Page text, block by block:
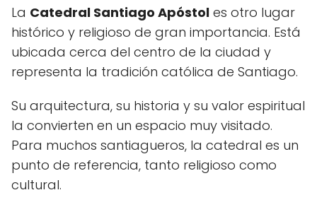
La Catedral Santiago Apóstol es otro lugar
histórico y religioso de gran importancia. Está
ubicada cerca del centro de la ciudad y
representa la tradición católica de Santiago.
Su arquitectura, su historia y su valor espiritual
la convierten en un espacio muy visitado.
Para muchos santiagueros, la catedral es un
punto de referencia, tanto religioso como
cultural.